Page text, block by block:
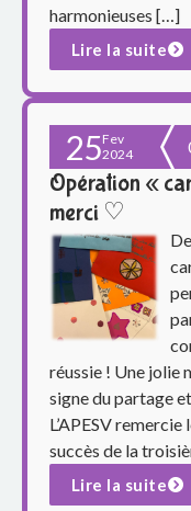
t
harmonieuses […]
Lire la suite
25Fev
2024
Opération «
merci ♡
réussie ! Une jolie
signe du partage
L’APESV
succès de la
Lire la suite